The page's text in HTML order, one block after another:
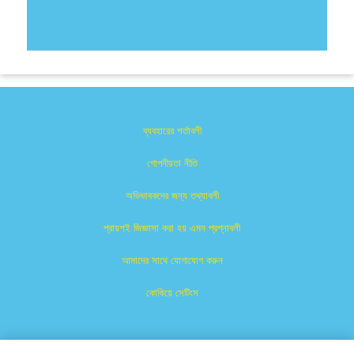
ব্যবহারের শর্তাবলী
গোপনীয়তা নীতি
অভিভাবকদের জন্য তথ্যাবলী
প্রায়শই জিজ্ঞাসা করা হয় এমন প্রশ্নাবলী
আমাদের সাথে যোগাযোগ করুন
কোকিয়ে সেটিংস